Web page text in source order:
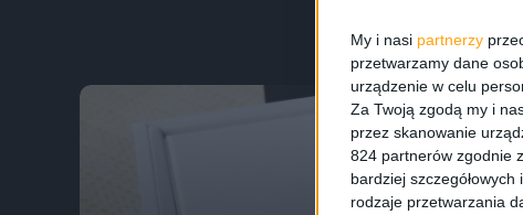
My i nasi partnerzy
przetwarzamy dane
urządzenie w celu
Za Twoją zgodą my i
przez skanowanie
824 partnerów zgodnie
bardziej
rodzaje przetwarzania